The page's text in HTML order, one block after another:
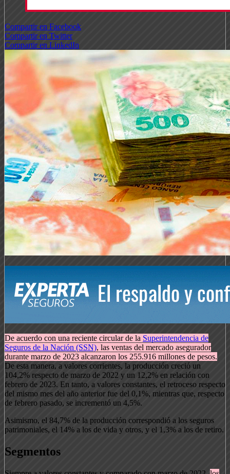
Compartir en Facebook
Compartir en Twitter
Compartir en LinkedIn
De acuerdo con una reciente circular de la Superintendencia de
Seguros de la Nación (SSN), las ventas del mercado asegurador
durante marzo de 2023 alcanzaron los 255.916 millones de pesos.
De esta manera, a valores corrientes, la producción creció un
104,2% respecto de marzo de 2022 y un 12,2% en relación con
febrero de 2023. En tanto, a valores constantes, el retroceso respecto
del mismo mes del año anterior fue del 0,1%, mientras que, respecto
de febrero pasado, se incrementó un 4,5%.
Asimismo, el 84,7% de la producción correspondió a los seguros
patrimoniales, el 14% a los de vida y otros, y el 1,3% a los de retiro.
Segmentos